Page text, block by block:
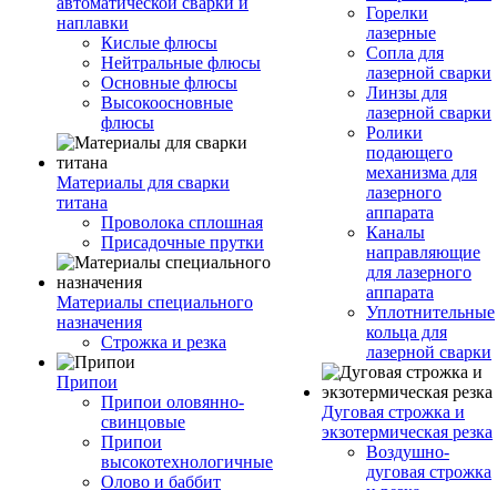
наплавки
Кислые флюсы
Нейтральные флюсы
Основные флюсы
Высокоосновные
флюсы
Материалы для сварки
титана
Проволока сплошная
Присадочные прутки
Материалы специального
назначения
Строжка и резка
Припои
Припои оловянно-
свинцовые
Припои
высокотехнологичные
Олово и баббит
Горелки
лазерные
Сопла для
лазерной сварки
Линзы для
лазерной сварки
Ролики
подающего
механизма для
лазерного
аппарата
Каналы
направляющие
для лазерного
аппарата
Уплотнительные
кольца для
лазерной сварки
Дуговая строжка и
экзотермическая резка
Воздушно-
дуговая строжка